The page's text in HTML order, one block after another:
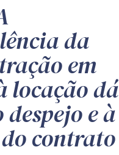
da
em
locação dá
e à
contrato